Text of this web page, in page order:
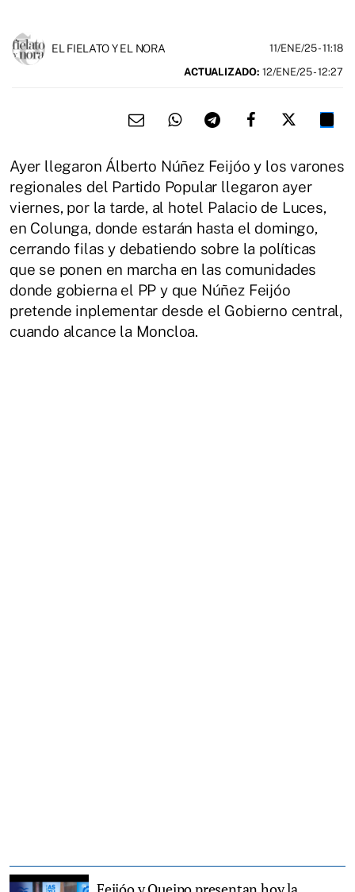
EL FIELATO Y EL NORA 11/ENE/25- 11:18
ACTUALIZADO: 12/ENE/25 - 12:27
Ayer llegaron Álberto Núñez Feijóo y los varones
regionales del Partido Popular llegaron ayer
viernes, por la tarde, al hotel Palacio de Luces,
en Colunga, donde estarán hasta el domingo,
cerrando filas y debatiendo sobre la políticas
que se ponen en marcha en las comunidades
donde gobierna el PP y que Núñez Feijóo
pretende inplementar desde el Gobierno central,
cuando alcance la Moncloa.